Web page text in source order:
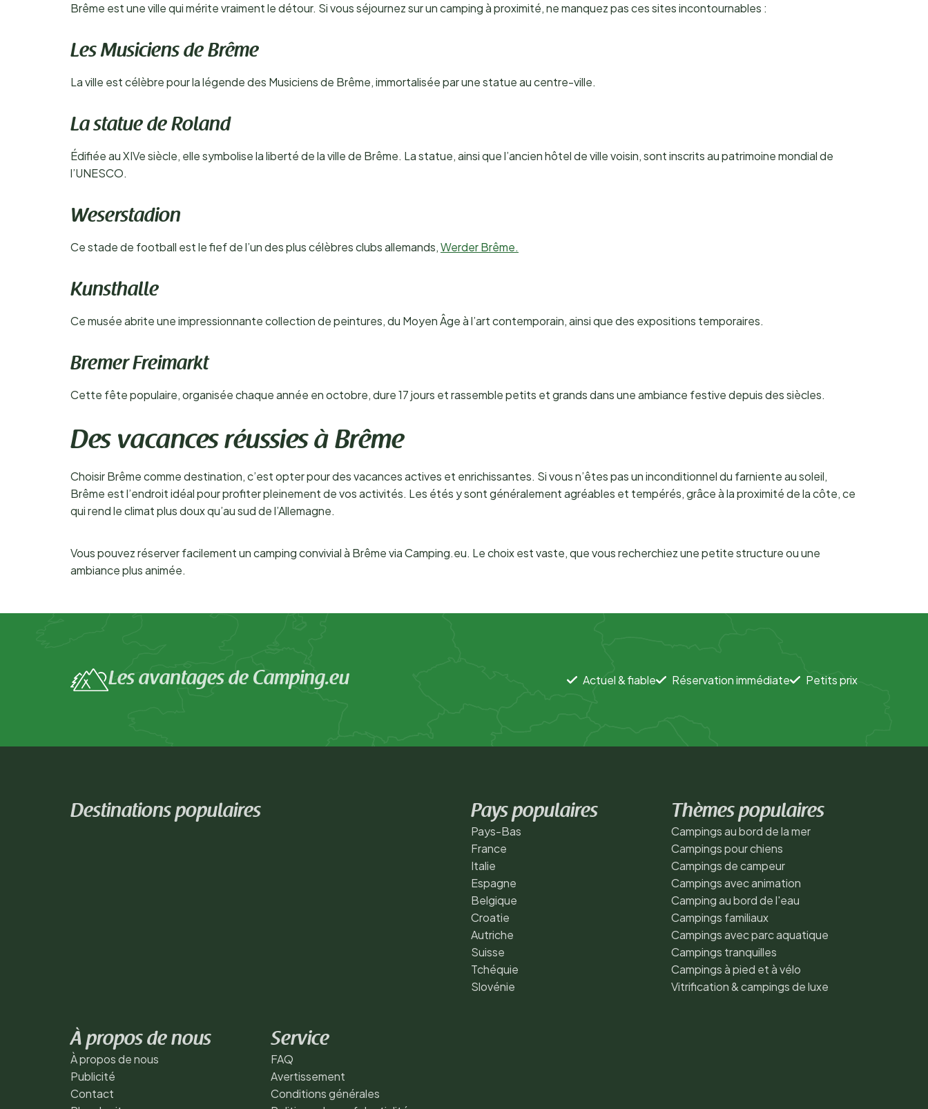
Brême est une ville qui mérite vraiment le détour. Si vous séjournez sur un camping à proximité, ne manquez pas ces sites incontournables :
Les Musiciens de Brême
La ville est célèbre pour la légende des Musiciens de Brême, immortalisée par une statue au centre-ville.
La statue de Roland
Édifiée au XIVe siècle, elle symbolise la liberté de la ville de Brême. La statue, ainsi que l’ancien hôtel de ville voisin, sont inscrits au patrimoine mondial de
l’UNESCO.
Weserstadion
Ce stade de football est le fief de l’un des plus célèbres clubs allemands,Werder Brême.
Kunsthalle
Ce musée abrite une impressionnante collection de peintures, du Moyen Âge à l’art contemporain, ainsi que des expositions temporaires.
Bremer Freimarkt
Cette fête populaire, organisée chaque année en octobre, dure 17 jours et rassemble petits et grands dans une ambiance festive depuis des siècles.
Des vacances réussies à Brême
Choisir Brême comme destination, c’est opter pour des vacances actives et enrichissantes. Si vous n’êtes pas un inconditionnel du farniente au soleil,
Brême est l’endroit idéal pour profiter pleinement de vos activités. Les étés y sont généralement agréables et tempérés, grâce à la proximité de la côte, ce
qui rend le climat plus doux qu’au sud de l’Allemagne.
Vous pouvez réserver facilement un camping convivial à Brême via Camping.eu. Le choix est vaste, que vous recherchiez une petite structure ou une
ambiance plus animée.
Les avantages de Camping.eu Actuel & fiable Réservation immédiate Petits prix
Destinations populaires Pays populaires
Pays-Bas
France
Italie
Espagne
Belgique
Croatie
Autriche
Suisse
Tchéquie
Slovénie
Thèmes populaires
Campings au bord de la mer
Campings pour chiens
Campings de campeur
Campings avec animation
Camping au bord de l'eau
Campings familiaux
Campings avec parc aquatique
Campings tranquilles
Campings à pied et à vélo
Vitrification & campings de luxe
À propos de nous
À propos de nous
Publicité
Contact
Service
FAQ
Avertissement
Conditions générales